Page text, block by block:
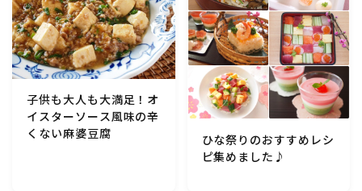
パン・パンケーキ・スコーン・食事パイ・ケークサレ・
粉もの
米/ご飯料理・もち料理
麺料理(パスタ・うどん・そうめん・春雨など)
ハム・ベーコン・ソーセー・・スパム・チーズ料理
子供も大人も大満足！オ
イスターソース風味の辛
くない麻婆豆腐
ひな祭りのおすすめレシ
ピ集めました♪